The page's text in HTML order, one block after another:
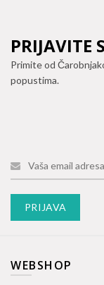
PRIJAVITE
Primite od
popustima.
WEBSHOP